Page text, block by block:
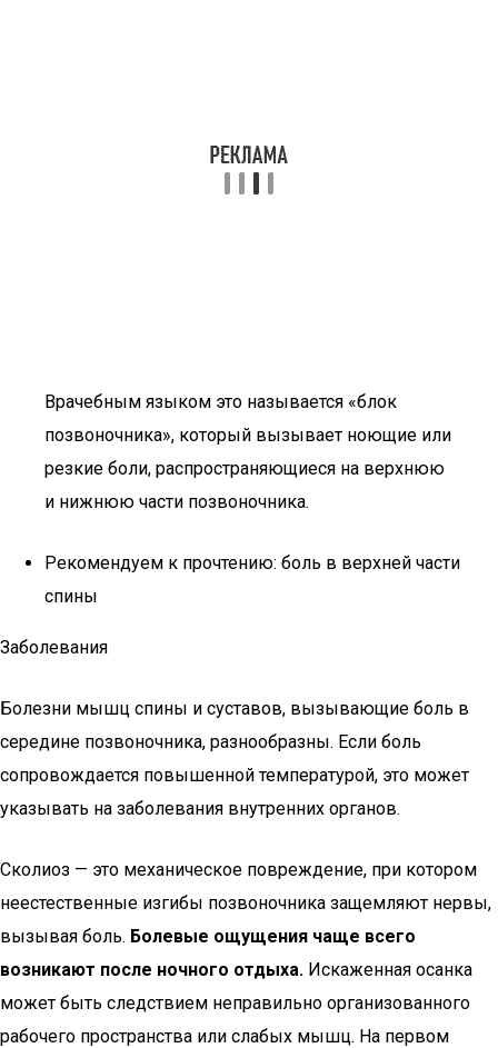
Врачебным языком это называется «блок
позвоночника», который вызывает ноющие или
резкие боли, распространяющиеся на верхнюю
и нижнюю части позвоночника.
Рекомендуем к прочтению: боль в верхней части
спины
Заболевания
Болезни мышц спины и суставов, вызывающие боль в
середине позвоночника, разнообразны. Если боль
сопровождается повышенной температурой, это может
указывать на заболевания внутренних органов.
Сколиоз — это механическое повреждение, при котором
неестественные изгибы позвоночника защемляют нервы,
вызывая боль. Болевые ощущения чаще всего
возникают после ночного отдыха. Искаженная осанка
может быть следствием неправильно организованного
рабочего пространства или слабых мышц. На первом